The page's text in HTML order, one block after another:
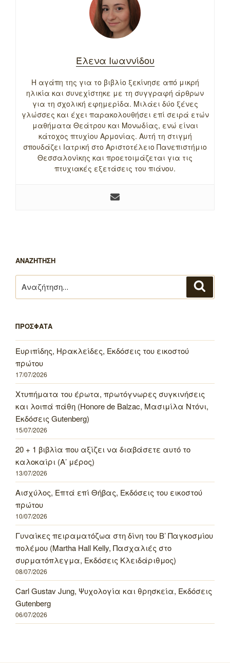
Έλενα Ιωαννίδου
Η αγάπη της για το βιβλίο ξεκίνησε από μικρή
ηλικία και συνεχίστηκε με τη συγγραφή άρθρων
για τη σχολική εφημερίδα. Μιλάει δύο ξένες
γλώσσες και έχει παρακολουθήσει επί σειρά ετών
μαθήματα Θεάτρου και Μονωδίας, ενώ είναι
κάτοχος πτυχίου Αρμονίας. Αυτή τη στιγμή
σπουδάζει Ιατρική στο Αριστοτέλειο Πανεπιστήμιο
Θεσσαλονίκης και προετοιμάζεται για τις
πτυχιακές εξετάσεις του πιάνου.
ΑΝΑΖΗΤΗΣΗ
για:
ΠΡΟΣΦΑΤΑ
Ευριπίδης, Ηρακλείδες, Εκδόσεις του εικοστού
πρώτου
17/07/2026
Χτυπήματα του έρωτα, πρωτόγνωρες συγκινήσεις
και λοιπά πάθη (Honore de Balzac, Μασιμίλα Ντόνι,
Εκδόσεις Gutenberg)
15/07/2026
20 + 1 βιβλία που αξίζει να διαβάσετε αυτό το
καλοκαίρι (Α’ μέρος)
13/07/2026
Αισχύλος, Επτά επί Θήβας, Εκδόσεις του εικοστού
πρώτου
10/07/2026
Γυναίκες πειραματόζωα στη δίνη του Β’ Παγκοσμίου
πολέμου (Martha Hall Kelly, Πασχαλιές στο
συρματόπλεγμα, Εκδόσεις Κλειδάριθμος)
08/07/2026
Carl Gustav Jung, Ψυχολογία και θρησκεία, Εκδόσεις
Gutenberg
06/07/2026